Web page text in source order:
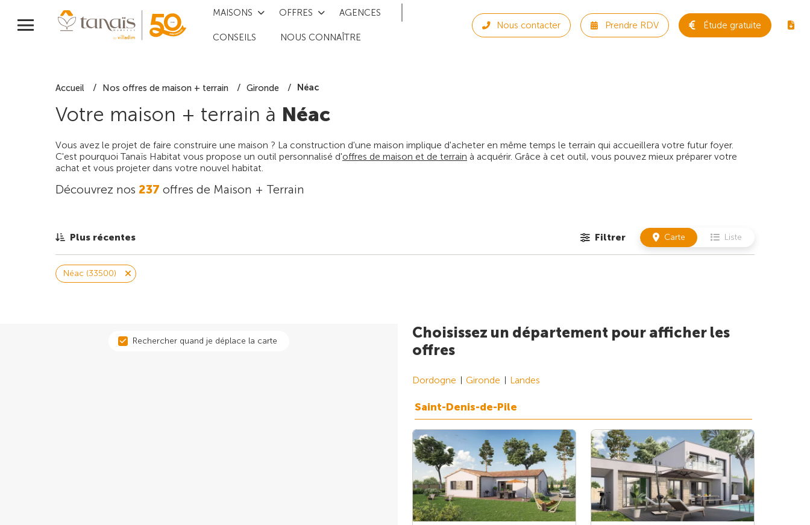
MAISONS OFFRES AGENCES
CONSEILS NOUS CONNAÎTRE
Nous contacter Prendre RDV Étude gratuite
Accueil Nos offres de maison + terrain Gironde Néac
Votre maison + terrain à Néac
Vous avez le projet de faire construire une maison ? La construction d'une maison implique d'acheter en même temps le terrain qui accueillera votre futur foyer.
C'est pourquoi Tanaïs Habitat vous propose un outil personnalisé d'offres de maison et de terrain à acquérir. Grâce à cet outil, vous pouvez mieux préparer votre
achat et vous projeter dans votre nouvel habitat.
Découvrez nos 237 offres de Maison + Terrain
Plus récentes Filtrer Carte Liste
Néac (33500)
Rechercher quand je déplace la carte
Choisissez un département pour afficher les
offres
Dordogne Gironde Landes
Saint-Denis-de-Pile